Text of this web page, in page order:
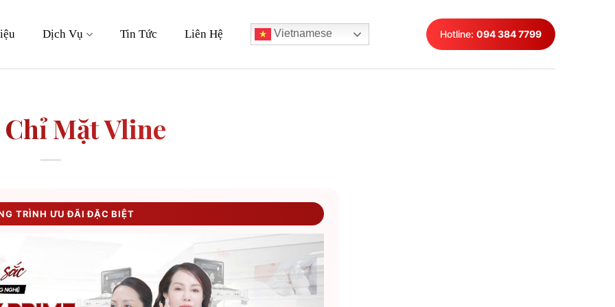
Dịch Vụ Tin Tức Liên Hệ Vietnamese Hotline: 094 384 7799
Chỉ Mặt Vline
TRÌNH ƯU ĐÃI ĐẶC BIỆT